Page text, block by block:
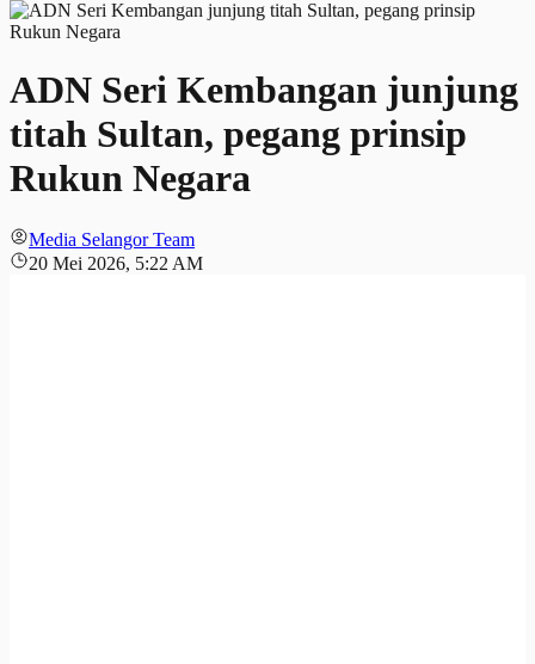
ADN Seri Kembangan junjung
titah Sultan, pegang prinsip
Rukun Negara
Media Selangor Team
20 Mei 2026, 5:22 AM